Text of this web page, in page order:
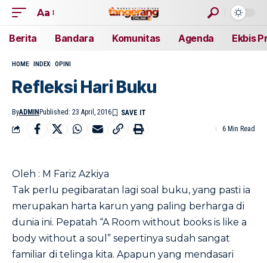
Aa
Berita Bandara Komunitas Agenda Ekbis
HOME INDEX OPINI
Refleksi Hari Buku
ByADMIN Published: 23 April, 2016
6 Min Read
Oleh : M Fariz Azkiya
Tak perlu pegibaratan lagi soal buku, yang pasti ia
merupakan harta karun yang paling berharga di
dunia ini. Pepatah “A Room without books is like a
body without a soul” sepertinya sudah sangat
familiar di telinga kita. Apapun yang mendasari